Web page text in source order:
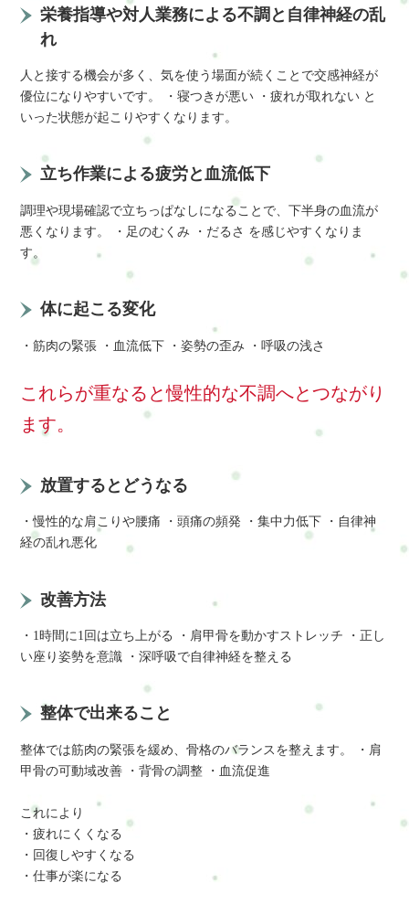
栄養指導や対人業務による不調と自律神経の乱
れ
人と接する機会が多く、気を使う場面が続くことで交感神経が
優位になりやすいです。 ・寝つきが悪い ・疲れが取れない と
いった状態が起こりやすくなります。
立ち作業による疲労と血流低下
調理や現場確認で立ちっぱなしになることで、下半身の血流が
悪くなります。 ・足のむくみ ・だるさ を感じやすくなりま
す。
体に起こる変化
・筋肉の緊張 ・血流低下 ・姿勢の歪み ・呼吸の浅さ
これらが重なると慢性的な不調へとつながり
ます。
放置するとどうなる
・慢性的な肩こりや腰痛 ・頭痛の頻発 ・集中力低下 ・自律神
経の乱れ悪化
改善方法
・1時間に1回は立ち上がる ・肩甲骨を動かすストレッチ ・正し
い座り姿勢を意識 ・深呼吸で自律神経を整える
整体で出来ること
整体では筋肉の緊張を緩め、骨格のバランスを整えます。 ・肩
甲骨の可動域改善 ・背骨の調整 ・血流促進
これにより
・疲れにくくなる
・回復しやすくなる
・仕事が楽になる